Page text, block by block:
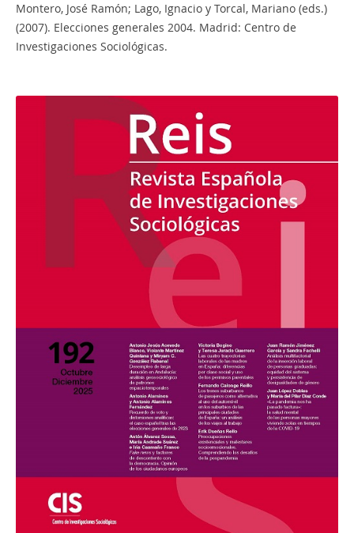
Montero, José Ramón; Lago, Ignacio y Torcal, Mariano (eds.)
(2007). Elecciones generales 2004. Madrid: Centro de
Investigaciones Sociológicas.